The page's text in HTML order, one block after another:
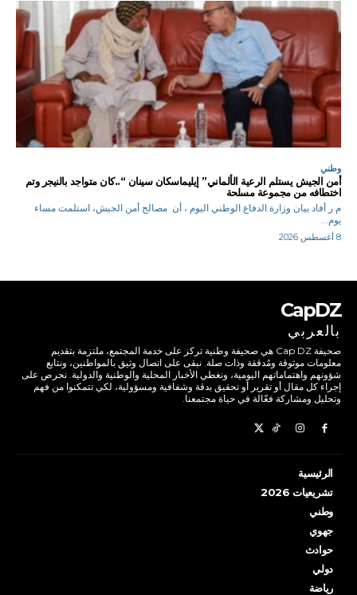
وطني
أمن الجيش يستلم الرعية الألماني” إيليماسكان سينان “..كان متواجد بالنيجر وتم
اختطافه من مجموعة مسلحة
م.ر أفاد بيان وزارة الدفاع الوطني اليوم ، أن مصالح أمن الجيش، استلمت مساء
يوم...
8 أغسطس 2026
CapDZ
بالعربي
صحيفة Cap DZ هي صحيفة وطنية تركز على خدمة المجتمع، ملتزمة بتقديم
معلومات موثوقة ومُدققة وذات صلة. نبقى على اتصال وثيق بالمواطنين، ونتابع
شؤونهم واهتماماتهم اليومية، ونغطي الأخبار المحلية والوطنية والدولية. نحرص على
إجراء كل مقال أو تقرير أو تحقيق بدقة وشفافية ومسؤولية، لكي تتمكنوا من فهم
وتحليل ومشاركة فعّالة في حياة مجتمعنا.
الرئيسية
تشريعيات 2026
وطني
جهوي
حوادث
دولي
رياضة